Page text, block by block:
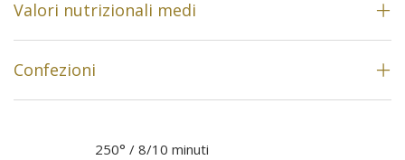
Valori nutrizionali medi
Confezioni
250° / 8/10 minuti